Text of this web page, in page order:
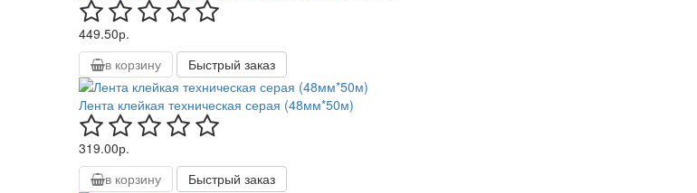
449.50р.
в корзину
Быстрый заказ
Лента клейкая техническая серая (48мм*50м)
319.00р.
в корзину
Быстрый заказ